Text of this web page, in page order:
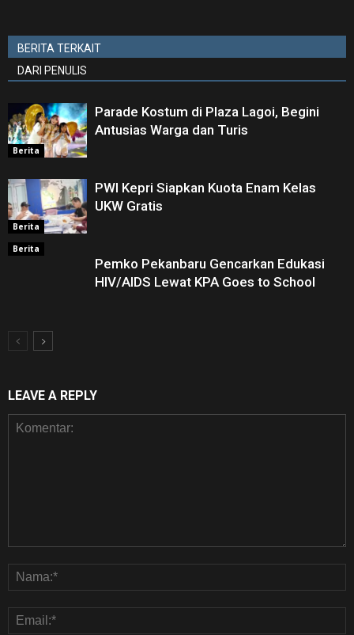
BERITA TERKAIT
DARI PENULIS
Berita
Parade Kostum di Plaza Lagoi, Begini
Antusias Warga dan Turis
Berita
PWI Kepri Siapkan Kuota Enam Kelas
UKW Gratis
Berita
Pemko Pekanbaru Gencarkan Edukasi
HIV/AIDS Lewat KPA Goes to School
LEAVE A REPLY